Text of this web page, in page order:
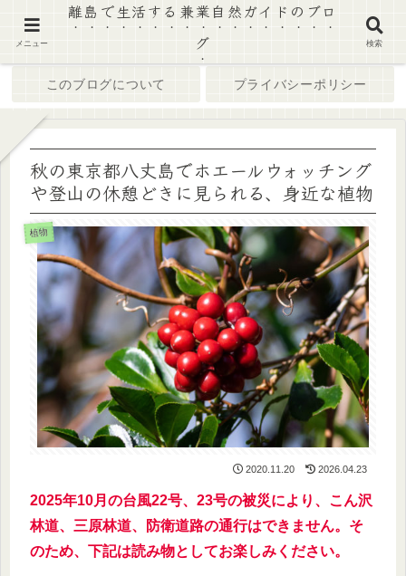
このブログについて プライバシーポリシー
秋の東京都八丈島でホエールウォッチング
や登山の休憩どきに見られる、身近な植物
植物
2020.11.20 2026.04.23
2025年10月の台風22号、23号の被災により、こん沢
林道、三原林道、防衛道路の通行はできません。そ
のため、下記は読み物としてお楽しみください。
メニュー
離島で生活する兼業自然ガイドのブロ
グ
検索